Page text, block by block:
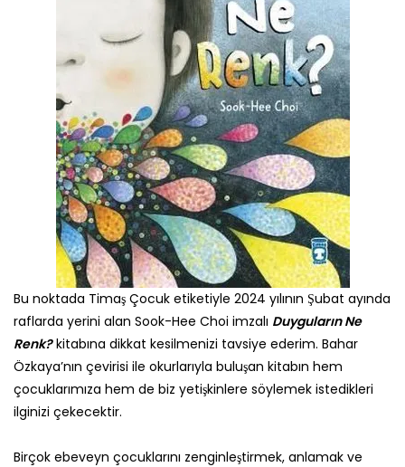
Bu noktada Timaş Çocuk etiketiyle 2024 yılının Şubat ayında
raflarda yerini alan Sook-Hee Choi imzalı Duyguların Ne
Renk?kitabına dikkat kesilmenizi tavsiye ederim. Bahar
Özkaya’nın çevirisi ile okurlarıyla buluşan kitabın hem
çocuklarımıza hem de biz yetişkinlere söylemek istedikleri
ilginizi çekecektir.
Birçok ebeveyn çocuklarını zenginleştirmek, anlamak ve